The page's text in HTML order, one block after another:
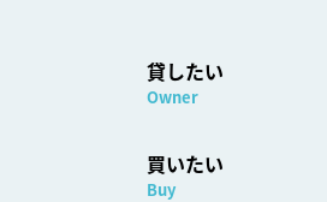
貸したい
Owner
買いたい
Buy